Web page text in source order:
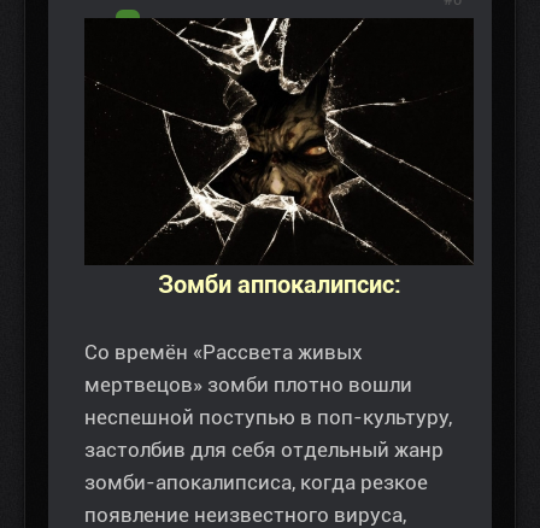
АВТОР ТЕМЫ
Зомби аппокалипсис:
Со времён «Рассвета живых
мертвецов» зомби плотно вошли
неспешной поступью в поп-культуру,
застолбив для себя отдельный жанр
зомби-апокалипсиса, когда резкое
появление неизвестного вируса,